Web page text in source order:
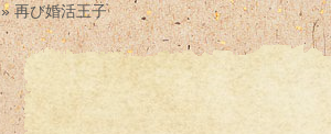
» 再び婚活王子